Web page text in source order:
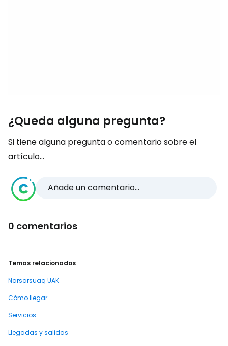
¿Queda alguna pregunta?
Si tiene alguna pregunta o comentario sobre el
artículo...
Añade un comentario...
0 comentarios
Temas relacionados
Narsarsuaq UAK
Cómo llegar
Servicios
Llegadas y salidas